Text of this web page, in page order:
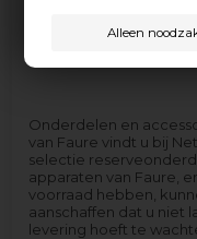
Onderdelen en
van Faure vindt u bij
selectie
apparaten van Faure,
voorraad hebben,
aanschaffen dat u niet
levering hoeft te